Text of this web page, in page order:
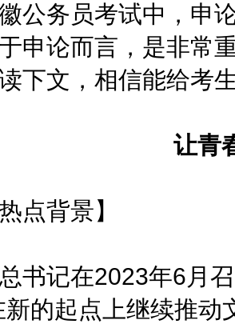
公务员考试中，申
申论而言，是非常
下文，相信能给考
让青
背景】
记在2023年6月召
新的起点上继续推